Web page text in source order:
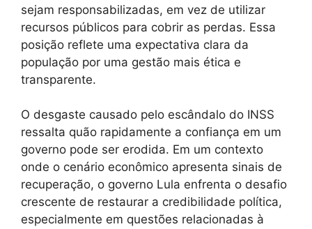
sejam responsabilizadas, em vez de utilizar
recursos públicos para cobrir as perdas. Essa
posição reflete uma expectativa clara da
população por uma gestão mais ética e
transparente.
O desgaste causado pelo escândalo do INSS
ressalta quão rapidamente a confiança em um
governo pode ser erodida. Em um contexto
onde o cenário econômico apresenta sinais de
recuperação, o governo Lula enfrenta o desafio
crescente de restaurar a credibilidade política,
especialmente em questões relacionadas à